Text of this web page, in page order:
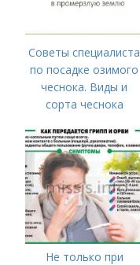
Советы специалиста
по посадке озимого
чеснока. Виды и
сорта чеснока
Не только при